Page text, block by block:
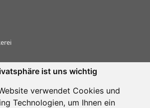
ist uns wichtig
verwendet Cookies und
Technologien, um Ihnen ein
& Bewertungen